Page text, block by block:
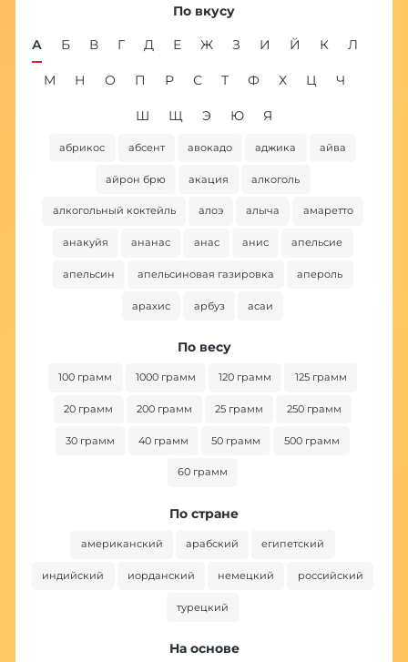
По вкусу
А Б В Г Д Е Ж З И Й К Л
М Н О П Р С Т Ф Х Ц Ч
Ш Щ Э Ю Я
абрикос абсент авокадо аджика айва
айрон брю акация алкоголь
алкогольный коктейль алоэ алыча амаретто
анакуйя ананас анас анис апельсие
апельсин апельсиновая газировка апероль
арахис арбуз асаи
По весу
100 грамм 1000 грамм 120 грамм 125 грамм
20 грамм 200 грамм 25 грамм 250 грамм
30 грамм 40 грамм 50 грамм 500 грамм
60 грамм
По стране
американский арабский египетский
индийский иорданский немецкий российский
турецкий
На основе